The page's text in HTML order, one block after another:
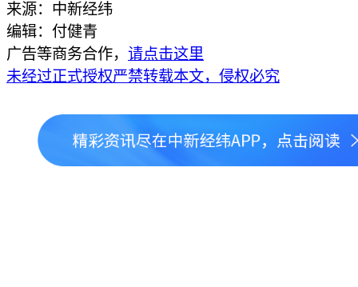
来源：中新经纬
编辑：付健青
广告等商务合作， 请点击这里
未经过正式授权严禁转载本文，侵权必究